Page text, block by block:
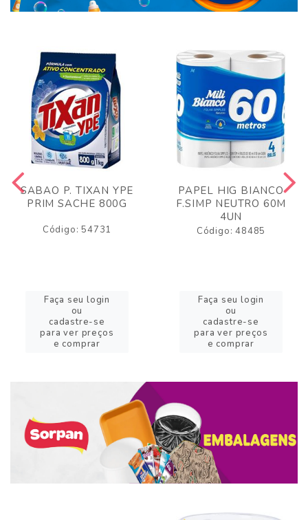
SABAO P. TIXAN YPE
PRIM SACHE 800G
Código: 54731
Faça seu login
ou
cadastre-se
para ver preços
e comprar
PAPEL HIG BIANCO
F.SIMP NEUTRO 60M
4UN
Código: 48485
Faça seu login
ou
cadastre-se
para ver preços
e comprar